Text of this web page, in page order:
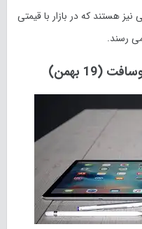
هستند که در بازار با قیمتی
رسند.
بهمن)